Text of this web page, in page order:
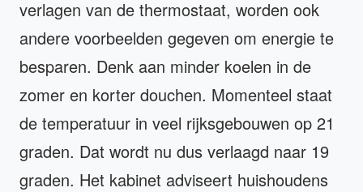
verlagen van de thermostaat, worden ook
andere voorbeelden gegeven om energie te
besparen. Denk aan minder koelen in de
zomer en korter douchen. Momenteel staat
de temperatuur in veel rijksgebouwen op 21
graden. Dat wordt nu dus verlaagd naar 19
graden. Het kabinet adviseert huishoudens